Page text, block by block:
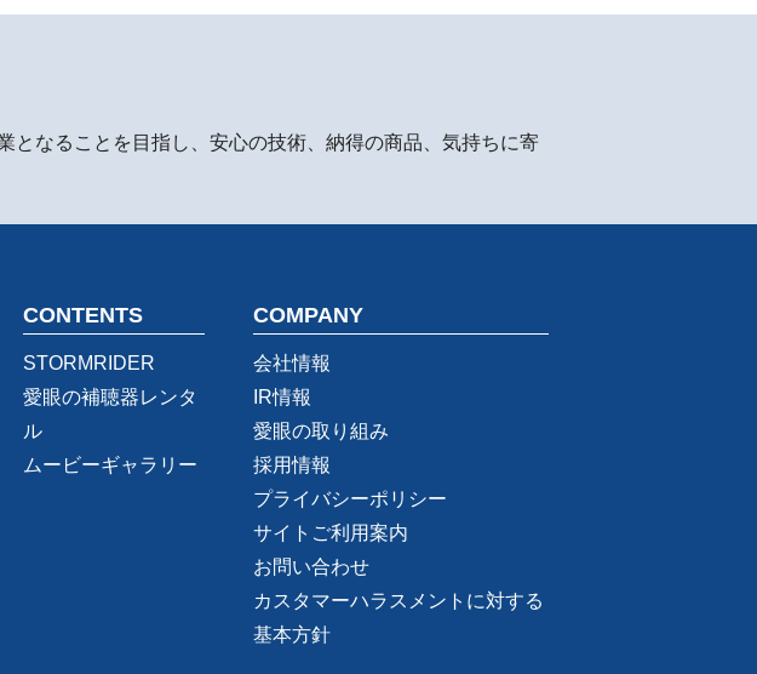
なることを目指し、安心の技術、納得の商品、気持ちに寄
CONTENTS
STORMRIDER
愛眼の補聴器レンタ
ル
ムービーギャラリー
COMPANY
会社情報
IR情報
愛眼の取り組み
採用情報
プライバシーポリシー
サイトご利用案内
お問い合わせ
カスタマーハラスメントに対する
基本方針